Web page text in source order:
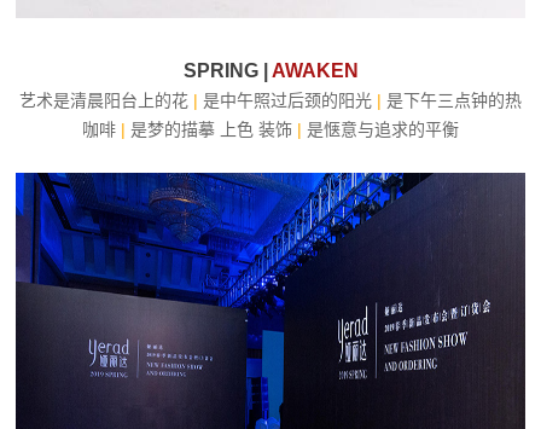
SPRING | AWAKEN
艺术是清晨阳台上的花 | 是中午照过后颈的阳光 | 是下午三点钟的热
咖啡 | 是梦的描摹 上色 装饰 | 是惬意与追求的平衡